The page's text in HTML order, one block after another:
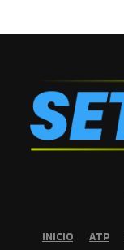
INICIO ATP